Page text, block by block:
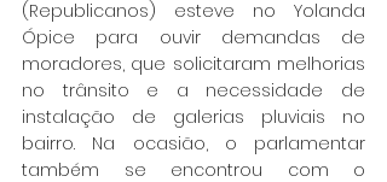
(Republicanos) esteve no Yolanda
Ópice para ouvir demandas de
moradores, que solicitaram melhorias
no trânsito e a necessidade de
instalação de galerias pluviais no
bairro. Na ocasião, o parlamentar
também se encontrou com o